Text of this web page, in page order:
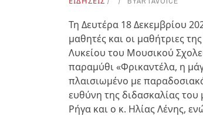
Τη Δευτέρα 18 Δεκεμβρίου
μαθητές και οι μαθήτριες
Λυκείου του Μουσικού
παραμύθι «Φρικαντέλα, η
πλαισιωμένο με
ευθύνη της διδασκαλίας
Ρήγα και ο κ. Ηλίας Λένης,